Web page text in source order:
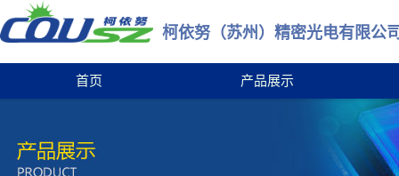
柯依努（苏州）精密光电有限公
首页 产品展示